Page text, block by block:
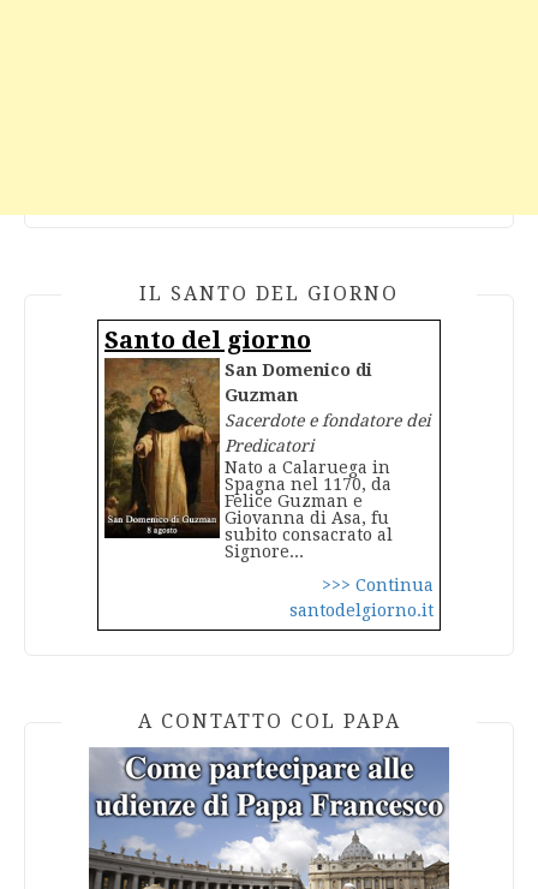
IL SANTO DEL GIORNO
Santo del giorno
San Domenico di
Guzman
Sacerdote e fondatore dei
Predicatori
Nato a Calaruega in
Spagna nel 1170, da
Felice Guzman e
Giovanna di Asa, fu
subito consacrato al
Signore...
>>> Continua
santodelgiorno.it
A CONTATTO COL PAPA